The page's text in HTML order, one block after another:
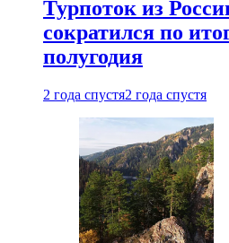
Турпоток из
сократился по
полугодия
2 года спустя2 года спустя